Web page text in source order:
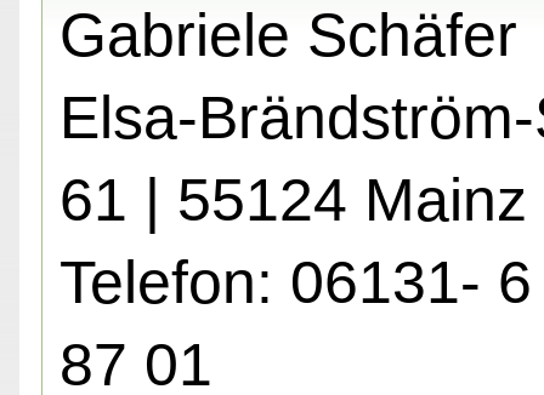
Gabriele Schäfer
Elsa-
61 | 55124 Mainz
Telefon: 06131-
87 01